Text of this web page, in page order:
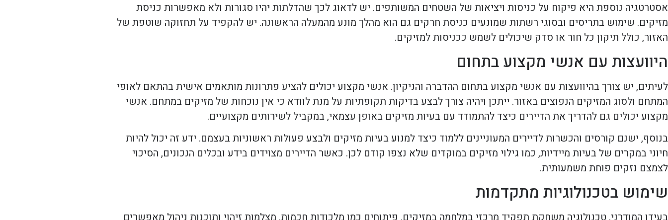
אסטרטגיה נוספת היא פיקוח על כניסות ויציאות של השטחים המשותפים. יש לדאוג לכך שהדלתות יהיו סגורות ולא מאפשרות כניסת
מזיקים. שימוש בתריסים ובסוגי רשתות שמונעים כניסת חרקים גם הוא מהלך מונע מהמעלה הראשונה. יש להקפיד על תחזוקה שוטפת של
האזור, כולל תיקון כל חור או סדק שיכולים לשמש ככניסות למזיקים.
היוועצות עם אנשי מקצוע בתחום
לעיתים, יש צורך בהיוועצות עם אנשי מקצוע בתחום ההדברה והניקיון. אנשי מקצוע יכולים להציע פתרונות מותאמים אישית בהתאם לאופי
המתחם ולסוג המזיקים הנפוצים באזור. ייתכן ויהיה צורך לבצע בדיקות תקופתיות על מנת לוודא כי אין נוכחות של מזיקים במתחם. אנשי
מקצוע יכולים גם להדריך את הדיירים כיצד להתמודד עם בעיות מזיקים באופן עצמאי, במקביל לשירותים מקצועיים.
בנוסף, ישנם קורסים והכשרות לדיירים המעוניינים ללמוד כיצד למנוע בעיות מזיקים ולבצע פעולות ראשוניות בעצמם. ידע זה יכול להיות
חיוני במקרים של בעיות מיידיות, כמו גילוי מזיקים במוקדים שלא נצפו קודם לכן. כאשר הדיירים מצוידים בידע ובכלים הנכונים, הסיכוי
לצמצם נזקים פוחת משמעותית.
שימוש בטכנולוגיות מתקדמות
בעידן המודרני, טכנולוגיה משחקת תפקיד מרכזי במלחמה במזיקים. פיתוחים כמו מלכודות חכמות, מצלמות זיהוי ותוכנות ניהול מאפשרים